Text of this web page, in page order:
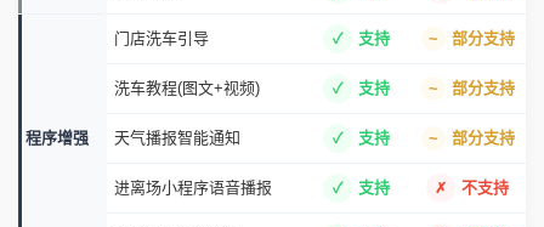
程序增强
门店洗车引导 支持 部分支持
洗车教程(图文+视频) 支持 部分支持
天气播报智能通知 支持 部分支持
进离场小程序语音播报 支持 不支持